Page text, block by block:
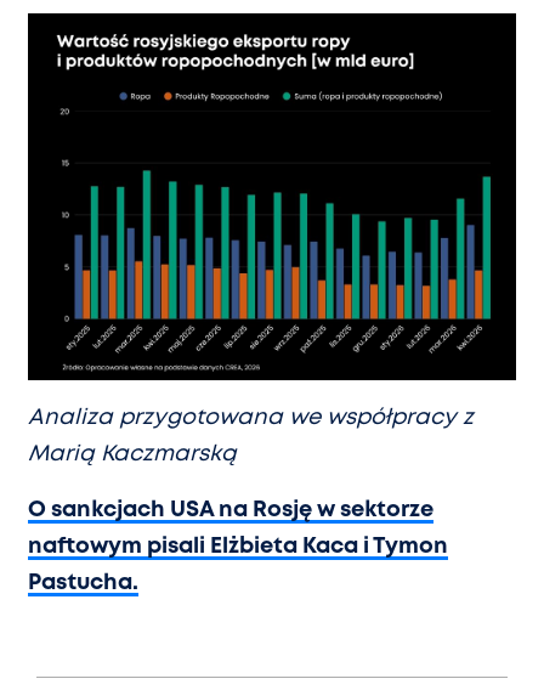
Analiza przygotowana we współpracy z
Marią Kaczmarską
O sankcjach USA na Rosję w sektorze
naftowym pisali Elżbieta Kaca i Tymon
Pastucha.